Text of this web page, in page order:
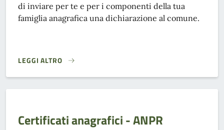
di inviare per te e per i componenti della tua
famiglia anagrafica una dichiarazione al comune.
LEGGI ALTRO
CAMBIO DI RESIDENZA - ANPR}
Certificati anagrafici - ANPR